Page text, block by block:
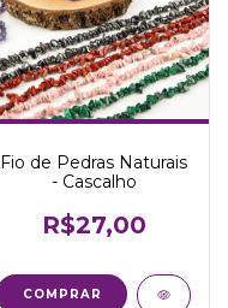
Fio de Pedras Naturais
- Cascalho
R$27,00
COMPRAR